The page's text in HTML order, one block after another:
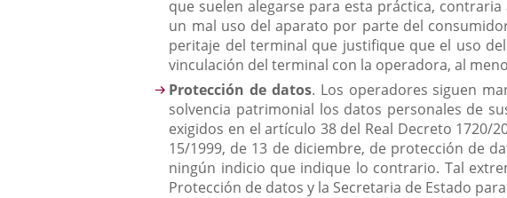
que suelen alegarse para esta práctica,
un mal uso del aparato por parte del
peritaje del terminal que justifique que el uso
vinculación del terminal con la operadora, al
Protección de datos. Los operadores siguen
solvencia patrimonial los datos personales de
exigidos en el artículo 38 del Real Decreto 1720/
15/1999, de 13 de diciembre, de protección de
ningún indicio que indique lo contrario. Tal
Protección de datos y la Secretaria de Estado